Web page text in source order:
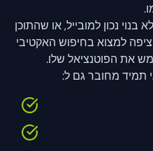
נכון למובייל, או שהתוכן
למצוא בחיפוש האקטיבי
תמיד מחובר גם ל: